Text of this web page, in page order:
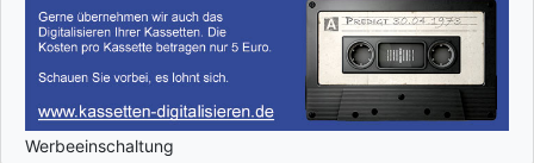
Werbeeinschaltung